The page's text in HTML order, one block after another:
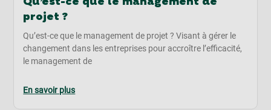
projet ?
Qu’est-ce que le management de projet ? Visant à gérer le
changement dans les entreprises pour accroître l’efficacité,
le management de
En savoir plus